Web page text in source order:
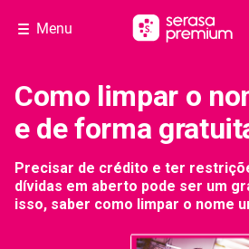
Menu
Como limpar o
e de forma
Precisar de crédito e ter
dívidas em aberto pode ser um
isso, saber como limpar o nome